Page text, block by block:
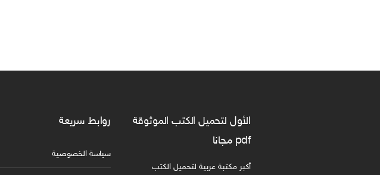
الأول لتحميل الكتب الموثوقة
pdf مجانا
أكبر مكتبة عربية لتحميل الكتب
روابط سريعة
سياسة الخصوصية